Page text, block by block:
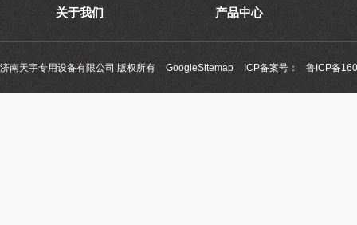
关于我们 产品中心
济南天宇专用设备有限公司 版权所有 GoogleSitemap ICP备案号： 鲁ICP备